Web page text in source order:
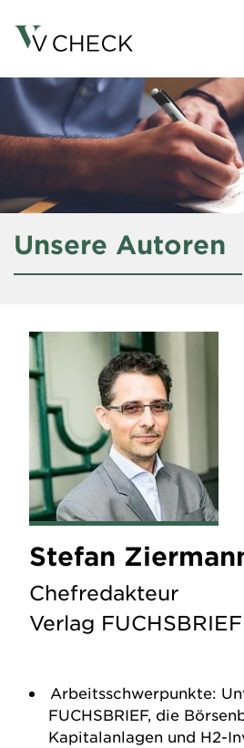
Unsere Autoren
Stefan
Chefredakteur
Verlag
Arbeitsschwerpunkte:
FUCHSBRIEF, die
Kapitalanlagen und H2-